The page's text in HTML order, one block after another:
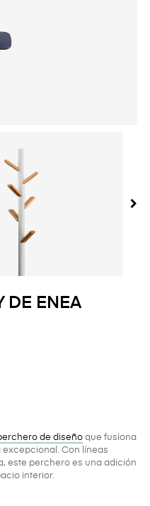
DE ENEA
de diseño que fusiona
Con líneas
este perchero es una adición
interior.